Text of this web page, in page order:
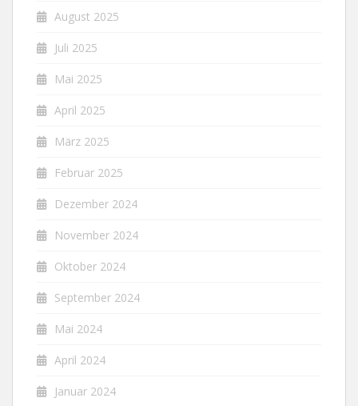
August 2025
Juli 2025
Mai 2025
April 2025
März 2025
Februar 2025
Dezember 2024
November 2024
Oktober 2024
September 2024
Mai 2024
April 2024
Januar 2024